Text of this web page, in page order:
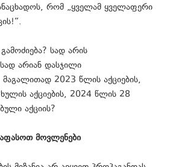
რომ „ყველამ ყველაფერი
სად არის
არიან დასჯილი
2023 წლის აქციების,
აქციების, 2024 წლის 28
აქციის?
მოვლენები